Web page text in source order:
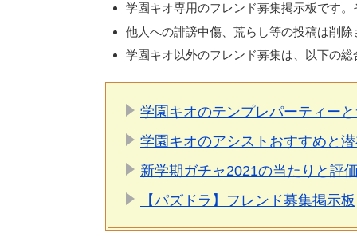
学園キオ専用のフレンド募集掲示板です。
他人への誹謗中傷、荒らし等の投稿は削除
学園キオ以外のフレンド募集は、以下の総
学園キオのテンプレパーティー
学園キオのアシストおすすめと
新学期ガチャ2021の当たりと評
【パズドラ】フレンド募集掲示板